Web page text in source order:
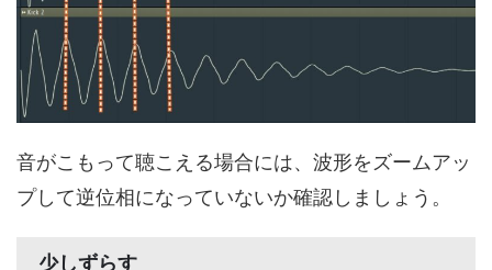
音がこもって聴こえる場合には、波形をズームアッ
プして逆位相になっていないか確認しましょう。
少しずらす